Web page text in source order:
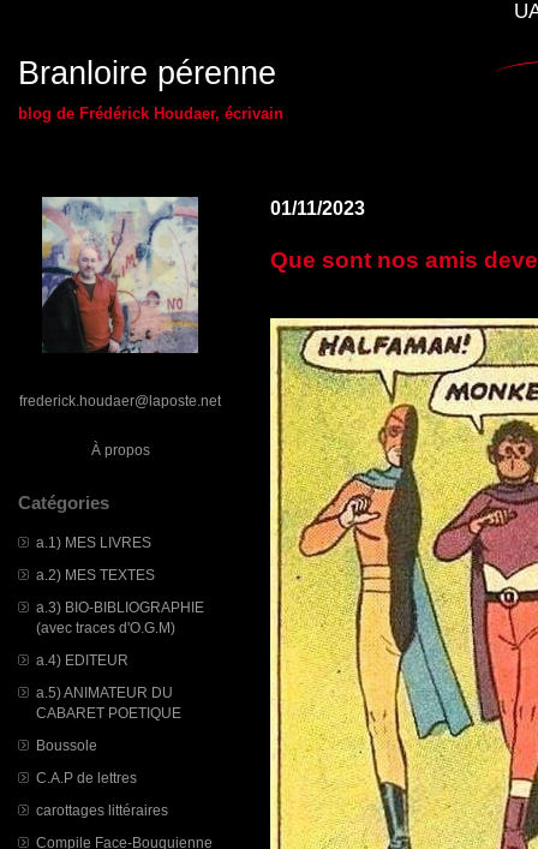
Branloire pérenne
blog de Frédérick Houdaer, écrivain
frederick.houdaer@laposte.net
À propos
Catégories
a.1) MES LIVRES
a.2) MES TEXTES
a.3) BIO-BIBLIOGRAPHIE
(avec traces d'O.G.M)
a.4) EDITEUR
a.5) ANIMATEUR DU
CABARET POETIQUE
Boussole
C.A.P de lettres
carottages littéraires
Compile Face-Bouquienne
01/11/2023
Que sont nos amis